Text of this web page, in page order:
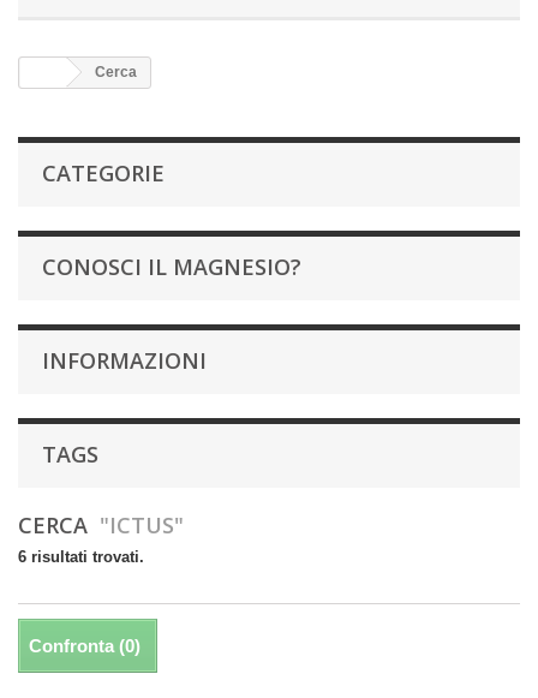
Cerca
CATEGORIE
CONOSCI IL MAGNESIO?
INFORMAZIONI
TAGS
CERCA "ICTUS"
6 risultati trovati.
Confronta (0)